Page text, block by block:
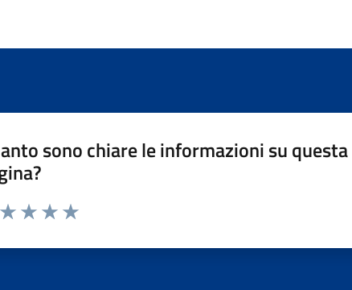
sono chiare le informazioni su questa
da 1 a 5 stelle la pagina